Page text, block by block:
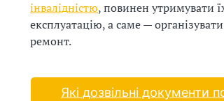
інвалідністю, повинен утримувати
експлуатацію, а саме —
ремонт.
Які дозвільні документи